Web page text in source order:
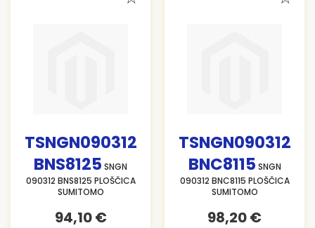
TSNGN090312
BNS8125 SNGN
090312 BNS8125 PLOŠČICA
SUMITOMO
94,10 €
TSNGN090312
BNC8115 SNGN
090312 BNC8115 PLOŠČICA
SUMITOMO
98,20 €